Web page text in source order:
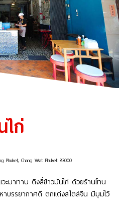
ก่
Phuket, Chang Wat Phuket 83000
ะมาทาน ติงลี่ข้าวมันไก่ ด้วยร้านโทน
าบรรยากาศดี ตกแต่งสไตล์จีน มีมุมไว้